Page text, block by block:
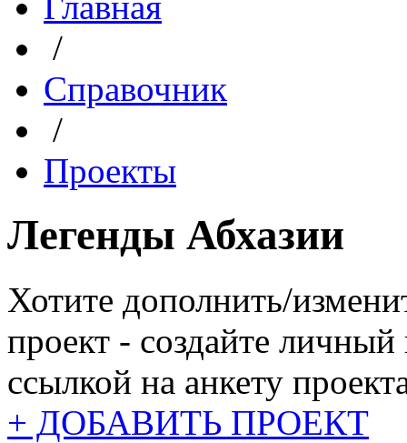
/
Справочник
/
Проекты
Легенды Абхазии
Хотите дополнить/
проект - создайте
ссылкой на анкету
+ ДОБАВИТЬ ПРОЕКТ